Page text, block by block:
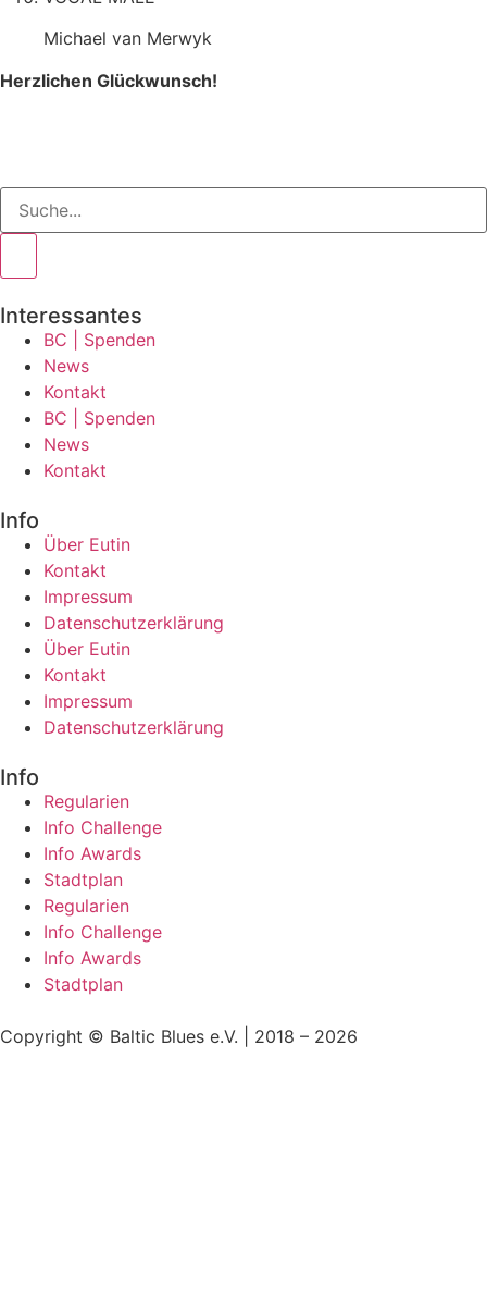
Michael van Merwyk
Herzlichen Glückwunsch!
Interessantes
BC | Spenden
News
Kontakt
BC | Spenden
News
Kontakt
Info
Über Eutin
Kontakt
Impressum
Datenschutzerklärung
Über Eutin
Kontakt
Impressum
Datenschutzerklärung
Info
Regularien
Info Challenge
Info Awards
Stadtplan
Regularien
Info Challenge
Info Awards
Stadtplan
Copyright © Baltic Blues e.V. | 2018 – 2026